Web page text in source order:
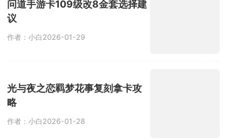
问道手游卡109级改8金套选择建
议
作者：小白2026-01-29
光与夜之恋羁梦花事复刻拿卡攻
略
作者：小白2026-01-28